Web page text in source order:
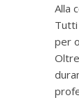
Alla
Tutti
per